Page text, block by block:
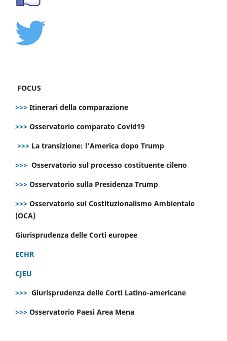
FOCUS
>>> Itinerari della comparazione
>>> Osservatorio comparato Covid19
>>> La transizione: l’America dopo Trump
>>> Osservatorio sul processo costituente cileno
>>> Osservatorio sulla Presidenza Trump
>>> Osservatorio sul Costituzionalismo Ambientale
(OCA)
Giurisprudenza delle Corti europee
ECHR
CJEU
>>> Giurisprudenza delle Corti Latino-americane
>>> Osservatorio Paesi Area Mena